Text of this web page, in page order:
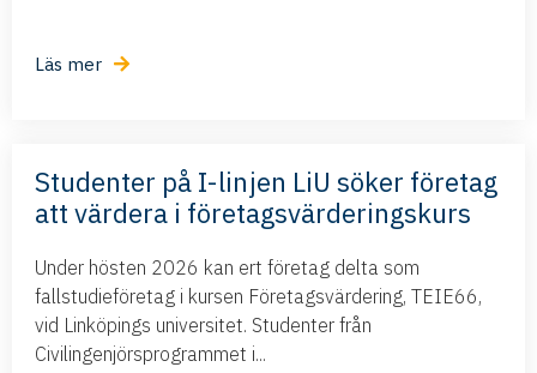
Läs mer
Studenter på I-linjen LiU söker företag
att värdera i företagsvärderingskurs
Under hösten 2026 kan ert företag delta som
fallstudieföretag i kursen Företagsvärdering, TEIE66,
vid Linköpings universitet. Studenter från
Civilingenjörsprogrammet i...